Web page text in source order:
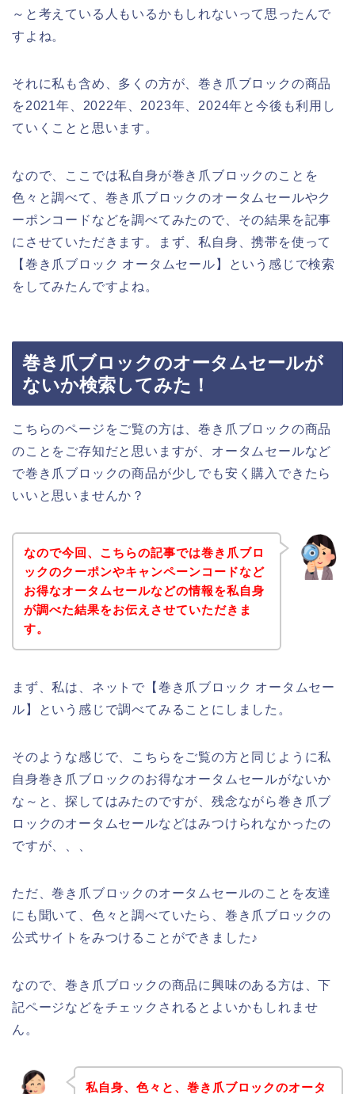
～と考えている人もいるかもしれないって思ったんで
すよね。
それに私も含め、多くの方が、巻き爪ブロックの商品
を2021年、2022年、2023年、2024年と今後も利用し
ていくことと思います。
なので、ここでは私自身が巻き爪ブロックのことを
色々と調べて、巻き爪ブロックのオータムセールやク
ーポンコードなどを調べてみたので、その結果を記事
にさせていただきます。まず、私自身、携帯を使って
【巻き爪ブロック オータムセール】という感じで検索
をしてみたんですよね。
巻き爪ブロックのオータムセールが
ないか検索してみた！
こちらのページをご覧の方は、巻き爪ブロックの商品
のことをご存知だと思いますが、オータムセールなど
で巻き爪ブロックの商品が少しでも安く購入できたら
いいと思いませんか？
なので今回、こちらの記事では巻き爪ブロ
ックのクーポンやキャンペーンコードなど
お得なオータムセールなどの情報を私自身
が調べた結果をお伝えさせていただきま
す。
まず、私は、ネットで【巻き爪ブロック オータムセー
ル】という感じで調べてみることにしました。
そのような感じで、こちらをご覧の方と同じように私
自身巻き爪ブロックのお得なオータムセールがないか
な～と、探してはみたのですが、残念ながら巻き爪ブ
ロックのオータムセールなどはみつけられなかったの
ですが、、、
ただ、巻き爪ブロックのオータムセールのことを友達
にも聞いて、色々と調べていたら、巻き爪ブロックの
公式サイトをみつけることができました♪
なので、巻き爪ブロックの商品に興味のある方は、下
記ページなどをチェックされるとよいかもしれませ
ん。
私自身、色々と、巻き爪ブロックのオータ